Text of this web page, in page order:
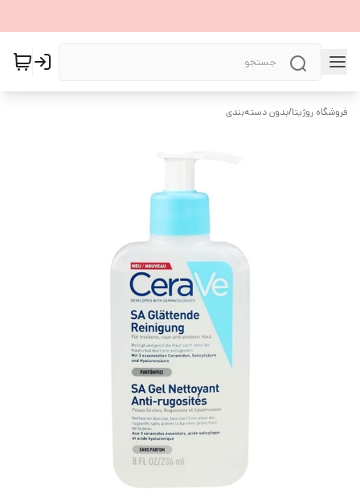
فروشگاه روژیتا/بدون دسته‌بندی